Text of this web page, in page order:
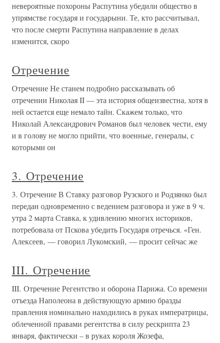
невероятные похороны Распутина убедили общество в
упрямстве государя и государыни. Те, кто рассчитывал,
что после смерти Распутина направление в делах
изменится, скоро
Отречение
Отречение Не станем подробно рассказывать об
отречении Николая II — эта история общеизвестна, хотя в
ней остается еще немало тайн. Скажем только, что
Николай Александрович Романов был человек чести, ему
и в голову не могло прийти, что военные, генералы, с
которыми он
3. Отречение
3. Отречение В Ставку разговор Рузского и Родзянко был
передан одновременно с ведением разговора и уже в 9 ч.
утра 2 марта Ставка, к удивлению многих историков,
потребовала от Пскова убедить Государя отречься. «Ген.
Алексеев, — говорил Лукомский, — просит сейчас же
III. Отречение
III. Отречение Регентство и оборона Парижа. Со времени
отъезда Наполеона в действующую армию бразды
правления номинально находились в руках императрицы,
облеченной правами регентства в силу рескрипта 23
января, фактически – в руках короля Жозефа,